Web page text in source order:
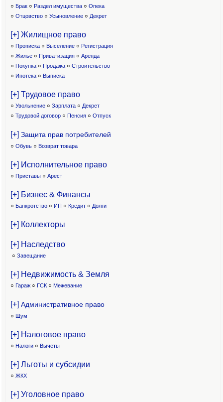
○ Брак ○ Раздел имущества ○ Опека
○ Отцовство○ Усыновление ○ Декрет
[+] Жилищное право
○ Прописка ○ Выселение ○ Регистрация
○ Жилье ○ Приватизация ○ Аренда
○ Покупка ○ Продажа ○ Строительство
○ Ипотека ○ Выписка
[+] Трудовое право
○ Увольнение ○ Зарплата ○ Декрет
○ Трудовой договор ○ Пенсия ○ Отпуск
[+] Защита прав потребителей
○ Обувь ○ Возврат товара
[+] Исполнительное право
○ Приставы ○ Арест
[+] Бизнес & Финансы
○ Банкротство ○ ИП ○ Кредит ○ Долги
[+] Коллекторы
[+] Наследство
○ Завещание
[+] Недвижимость & Земля
○ Гараж ○ ГСК ○ Межевание
[+] Административное право
○ Шум
[+] Налоговое право
○ Налоги ○ Вычеты
[+] Льготы и субсидии
○ ЖКХ
[+] Уголовное право